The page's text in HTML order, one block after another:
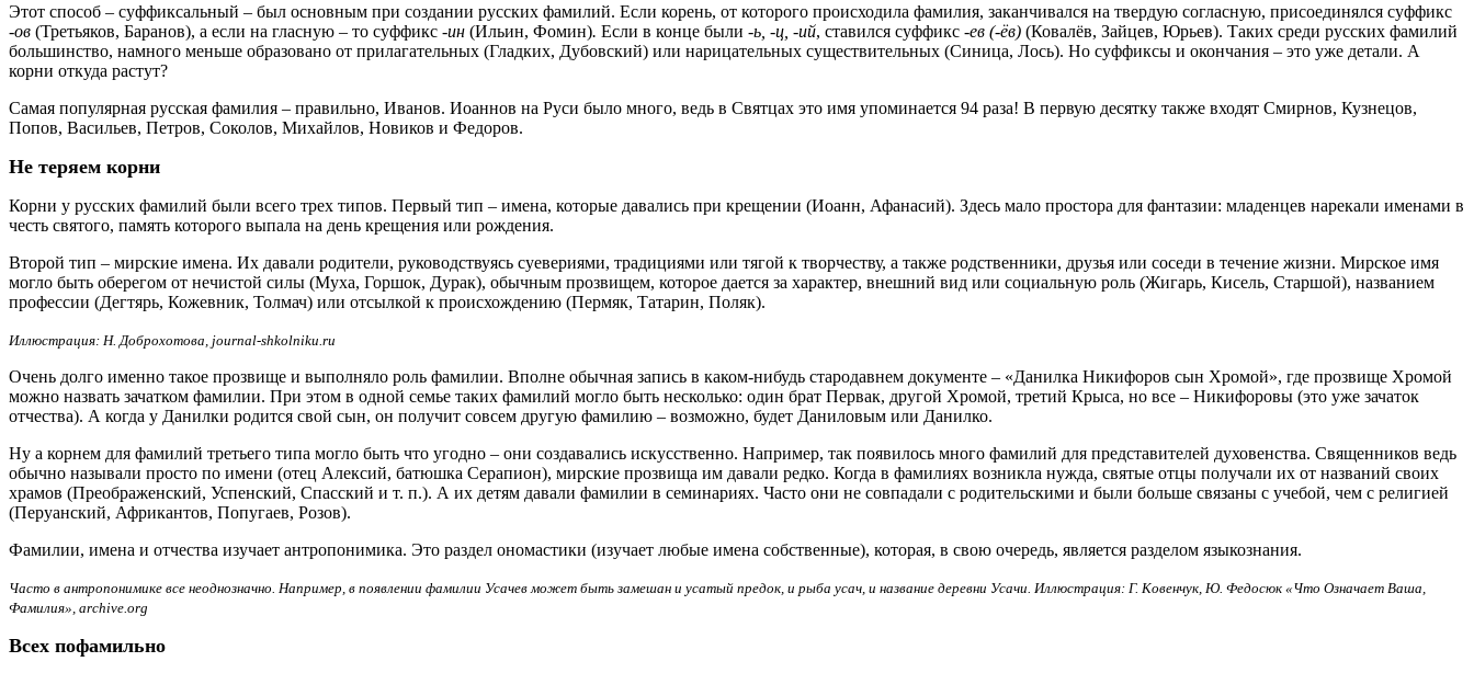
Этот способ – суффиксальный – был основным при создании русских фамилий. Если корень, от которого происходила фамилия, заканчивался на твердую согласную, присоединялся суффикс
-ов (Третьяков, Баранов), а если на гласную – то суффикс -ин (Ильин, Фомин). Если в конце были -ь, -ц, -ий, ставился суффикс -ев (-ёв) (Ковалёв, Зайцев, Юрьев). Таких среди русских фамилий
большинство, намного меньше образовано от прилагательных (Гладких, Дубовский) или нарицательных существительных (Синица, Лось). Но суффиксы и окончания – это уже детали. А
корни откуда растут?
Самая популярная русская фамилия – правильно, Иванов. Иоаннов на Руси было много, ведь в Святцах это имя упоминается 94 раза! В первую десятку также входят Смирнов, Кузнецов,
Попов, Васильев, Петров, Соколов, Михайлов, Новиков и Федоров.
Не теряем корни
Корни у русских фамилий были всего трех типов. Первый тип – имена, которые давались при крещении (Иоанн, Афанасий). Здесь мало простора для фантазии: младенцев нарекали именами в
честь святого, память которого выпала на день крещения или рождения.
Второй тип – мирские имена. Их давали родители, руководствуясь суевериями, традициями или тягой к творчеству, а также родственники, друзья или соседи в течение жизни. Мирское имя
могло быть оберегом от нечистой силы (Муха, Горшок, Дурак), обычным прозвищем, которое дается за характер, внешний вид или социальную роль (Жигарь, Кисель, Старшой), названием
профессии (Дегтярь, Кожевник, Толмач) или отсылкой к происхождению (Пермяк, Татарин, Поляк).
Иллюстрация: Н. Доброхотова, journal-shkolniku.ru
Очень долго именно такое прозвище и выполняло роль фамилии. Вполне обычная запись в каком-нибудь стародавнем документе – «Данилка Никифоров сын Хромой», где прозвище Хромой
можно назвать зачатком фамилии. При этом в одной семье таких фамилий могло быть несколько: один брат Первак, другой Хромой, третий Крыса, но все – Никифоровы (это уже зачаток
отчества). А когда у Данилки родится свой сын, он получит совсем другую фамилию – возможно, будет Даниловым или Данилко.
Ну а корнем для фамилий третьего типа могло быть что угодно – они создавались искусственно. Например, так появилось много фамилий для представителей духовенства. Священников ведь
обычно называли просто по имени (отец Алексий, батюшка Серапион), мирские прозвища им давали редко. Когда в фамилиях возникла нужда, святые отцы получали их от названий своих
храмов (Преображенский, Успенский, Спасский и т. п.). А их детям давали фамилии в семинариях. Часто они не совпадали с родительскими и были больше связаны с учебой, чем с религией
(Перуанский, Африкантов, Попугаев, Розов).
Фамилии, имена и отчества изучает антропонимика. Это раздел ономастики (изучает любые имена собственные), которая, в свою очередь, является разделом языкознания.
Часто в антропонимике все неоднозначно. Например, в появлении фамилии Усачев может быть замешан и усатый предок, и рыба усач, и название деревни Усачи. Иллюстрация: Г. Ковенчук, Ю. Федосюк «Что Означает Ваша,
Фамилия», archive.org
Всех пофамильно